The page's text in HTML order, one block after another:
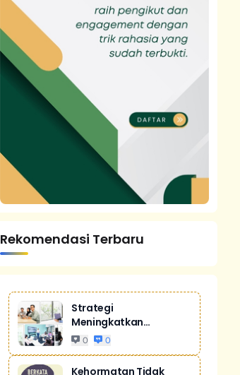
Rekomendasi Terbaru
Strategi
Meningkatkan
Penjualan Melalui
0 0
Kehormatan Tidak